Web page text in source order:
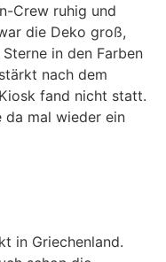
Crew ruhig und
die Deko groß,
in den Farben
nach dem
fand nicht statt.
da mal wieder ein
in Griechenland.